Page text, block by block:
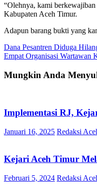
“Olehnya, kami
Kabupaten Aceh Timur.
Adapun barang bukti yang
Navigasi
pos
Dana Pesantren Diduga
Empat Organisasi Wartawan
Mungkin Anda
Implementasi RJ,
Januari 16, 2025 Redaksi
Kejari Aceh Timur
Februari 5, 2024 Redaksi